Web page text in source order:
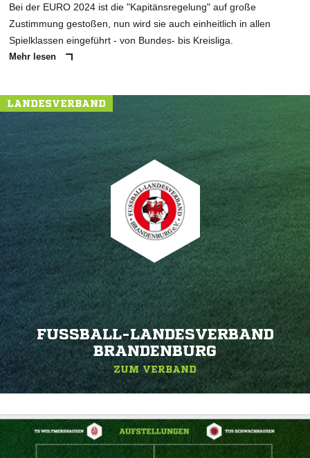
Bei der EURO 2024 ist die "Kapitänsregelung" auf große
Zustimmung gestoßen, nun wird sie auch einheitlich in allen
Spielklassen eingeführt - von Bundes- bis Kreisliga.
Mehr lesen
LANDESVERBAND
FUSSBALL-LANDESVERBAND B
RANDENBURG
ZUM VERBAND